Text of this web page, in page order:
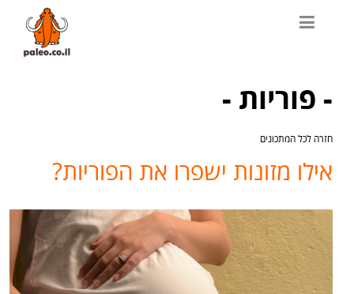
- פוריות -
חזרה לכל המתכונים
אילו מזונות ישפרו את הפוריות?